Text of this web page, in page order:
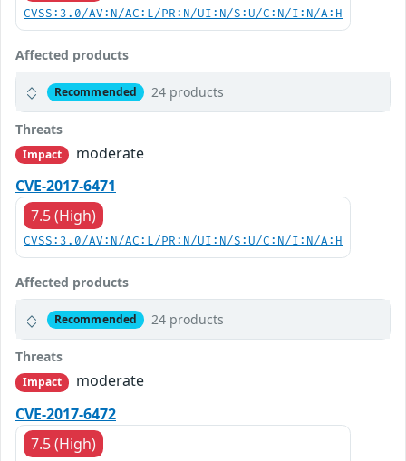
CVSS:3.0/AV:N/AC:L/PR:N/UI:N/S:U/C:N/I:N/A:H
Affected products
Recommended 24 products
Threats
Impact
moderate
CVE-2017-6471
7.5 (High)
CVSS:3.0/AV:N/AC:L/PR:N/UI:N/S:U/C:N/I:N/A:H
Affected products
Recommended 24 products
Threats
Impact
moderate
CVE-2017-6472
7.5 (High)